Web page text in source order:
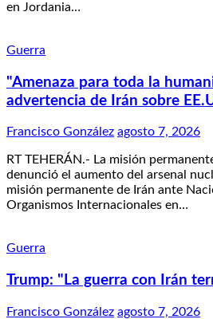
en Jordania…
Guerra
"Amenaza para toda la
advertencia de Irán sobre
Francisco González agosto 7, 2026
RT TEHERÁN.- La misión
denunció el aumento del arsenal
misión permanente de Irán ante
Organismos Internacionales en…
Guerra
Trump: "La guerra con Irán
Francisco González agosto 7, 2026